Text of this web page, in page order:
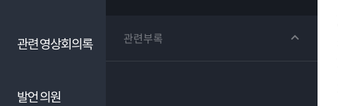
관련부록
관련 영상회의록
발언 의원